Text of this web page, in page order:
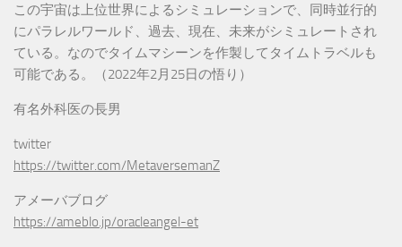
この宇宙は上位世界によるシミュレーションで、同時並行的
にパラレルワールド、過去、現在、未来がシミュレートされ
ている。なのでタイムマシーンを作製してタイムトラベルも
可能である。（2022年2月25日の悟り）
有名外科医の長男
twitter
https://twitter.com/MetaversemanZ
アメーバブログ
https://ameblo.jp/oracleangel-et